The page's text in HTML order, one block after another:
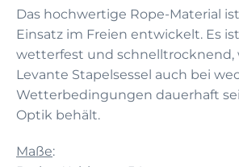
Das hochwertige Rope-Material
Einsatz im Freien entwickelt. Es
wetterfest und schnelltrocknend,
Levante Stapelsessel auch bei
Wetterbedingungen dauerhaft
Optik behält.
Maße: